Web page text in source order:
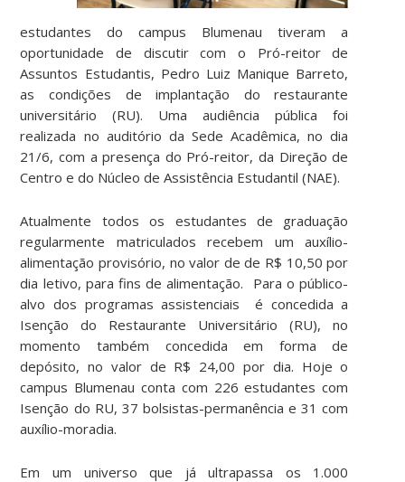
estudantes do campus Blumenau tiveram a
oportunidade de discutir com o Pró-reitor de
Assuntos Estudantis, Pedro Luiz Manique Barreto,
as condições de implantação do restaurante
universitário (RU). Uma audiência pública foi
realizada no auditório da Sede Acadêmica, no dia
21/6, com a presença do Pró-reitor, da Direção de
Centro e do Núcleo de Assistência Estudantil (NAE).
Atualmente todos os estudantes de graduação
regularmente matriculados recebem um auxílio-
alimentação provisório, no valor de de R$ 10,50 por
dia letivo, para fins de alimentação. Para o público-
alvo dos programas assistenciais é concedida a
Isenção do Restaurante Universitário (RU), no
momento também concedida em forma de
depósito, no valor de R$ 24,00 por dia. Hoje o
campus Blumenau conta com 226 estudantes com
Isenção do RU, 37 bolsistas-permanência e 31 com
auxílio-moradia.
Em um universo que já ultrapassa os 1.000